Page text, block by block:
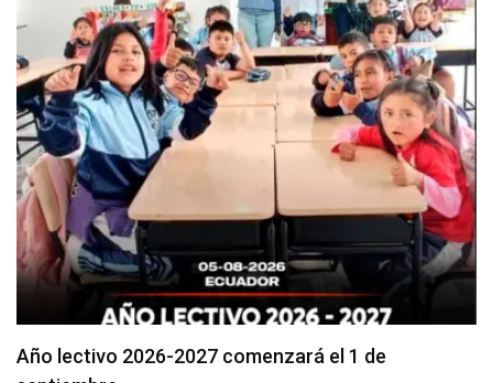
Se suspenderá servicio de agua potable en varios…